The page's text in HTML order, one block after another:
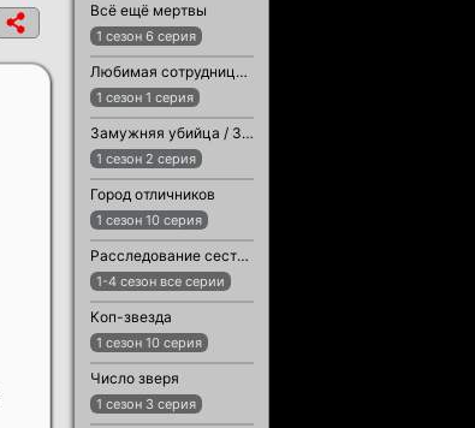
Всё ещё мертвы
1 сезон 6 серия
Любимая сотрудница / Любимый сотрудник
1 сезон 1 серия
Замужняя убийца / Замужняя женщина-убийца
1 сезон 2 серия
Город отличников
1 сезон 10 серия
Расследование сестры Бонифации
1-4 сезон все серии
Коп-звезда
1 сезон 10 серия
Число зверя
1 сезон 3 серия